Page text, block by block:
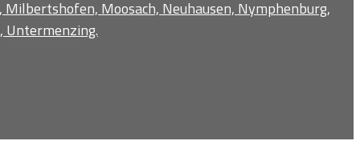
Moosach, Neuhausen, Nymphenburg,
Untermenzing.